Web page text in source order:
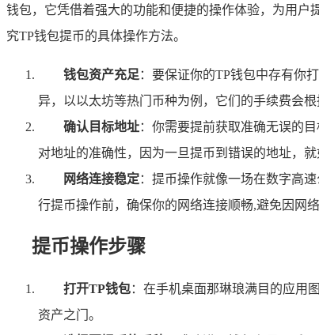
钱包，它凭借着强大的功能和便捷的操作体验，为用户
究TP钱包提币的具体操作方法。
钱包资产充足 ：要保证你的TP钱包中存有你
异，以以太坊等热门币种为例，它们的手续费会
确认目标地址：你需要提前获取准确无误的
对地址的准确性，因为一旦提币到错误的地址，
网络连接稳定：提币操作就像一场在数字高
行提币操作前，确保你的网络连接顺畅,避免因网
提币操作步骤
打开TP钱包：在手机桌面那琳琅满目的应用
资产之门。